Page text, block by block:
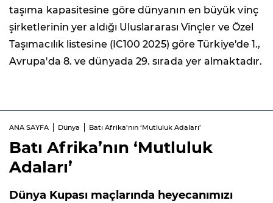
taşıma kapasitesine göre dünyanın en büyük vinç
şirketlerinin yer aldığı Uluslararası Vinçler ve Özel
Taşımacılık listesine (IC100 2025) göre Türkiye'de 1.,
Avrupa'da 8. ve dünyada 29. sırada yer almaktadır.
ANA SAYFA Dünya Batı Afrika’nın ‘Mutluluk Adaları’
Batı Afrika’nın ‘Mutluluk
Adaları’
Dünya Kupası maçlarında heyecanımızı